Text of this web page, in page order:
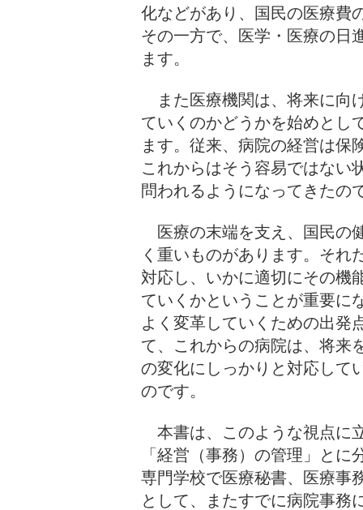
化などがあり、国民の医療費
その一方で、医学・医療の日
ます。
また医療機関は、将来に向
ていくのかどうかを始めとし
ます。従来、病院の経営は保
これからはそう容易ではない
問われるようになってきた
医療の末端を支え、国民の
く重いものがあります。それ
対応し、いかに適切にその機
ていくかということが重要に
よく変革していくための出発
て、これからの病院は、将来
の変化にしっかりと対応して
のです。
本書は、このような視点に
「経営（事務）の管理」と
専門学校で医療秘書、医療事
として、またすでに病院事務